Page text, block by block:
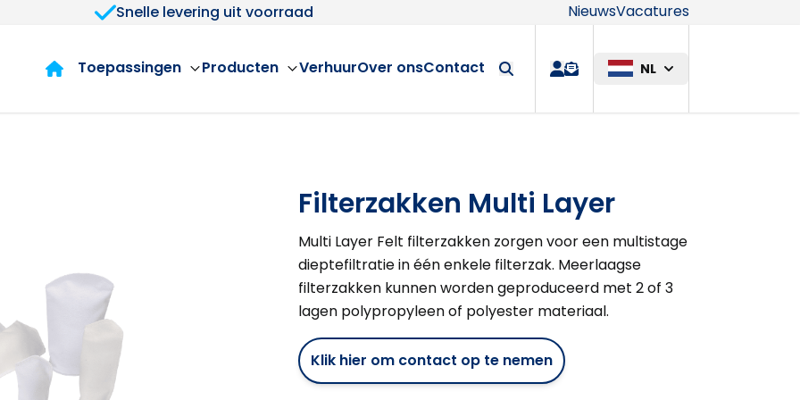
Snelle levering uit voorraad NieuwsVacatures
Toepassingen
Producten VerhuurOver onsContact quote NL
Filterzakken Multi Layer
Multi Layer Felt filterzakken zorgen voor een multistage
dieptefiltratie in één enkele filterzak. Meerlaagse
filterzakken kunnen worden geproduceerd met 2 of 3
lagen polypropyleen of polyester materiaal.
Klik hier om contact op te nemen